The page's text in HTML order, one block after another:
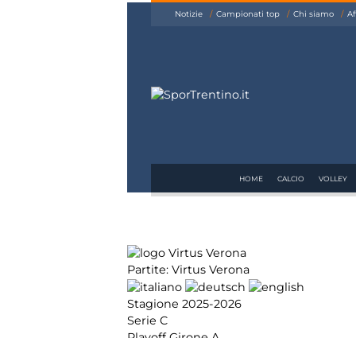
Notizie Campionati top Chi siamo
HOME CALCIO VOLLEY
Partite: Virtus Verona
Stagione 2025-2026
Serie C